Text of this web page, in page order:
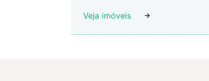
Veja imóveis